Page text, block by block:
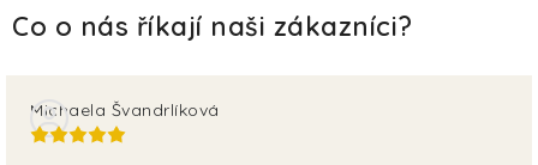
Michaela Švandrlíková